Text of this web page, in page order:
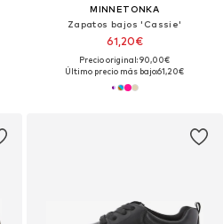
MINNETONKA
Zapatos bajos 'Cassie'
61,20€
Precio original: 90,00€
Último precio más bajo:61,20€